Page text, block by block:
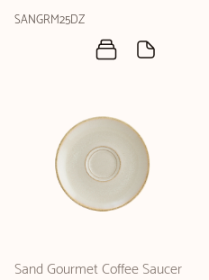
SANGRM25DZ
Sand Gourmet Coffee Saucer